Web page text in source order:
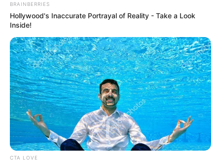
BRAINBERRIES
Hollywood's Inaccurate Portrayal of Reality - Take a Look
Inside!
CTA LOVE